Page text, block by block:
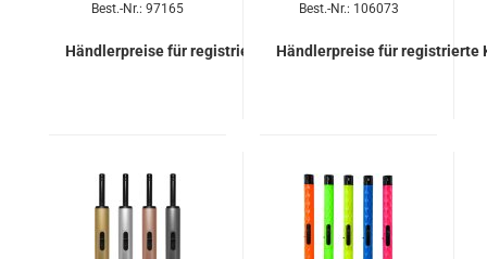
Best.-Nr.: 97165
Händlerpreise für registrierte Kunden
Best.-Nr.: 106073
Händlerpreise für registrierte